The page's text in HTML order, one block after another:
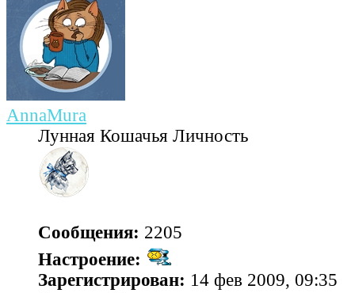
AnnaMura
Лунная Кошачья Личность
Сообщения: 2205
Настроение:
Зарегистрирован: 14 фев 2009, 09:35